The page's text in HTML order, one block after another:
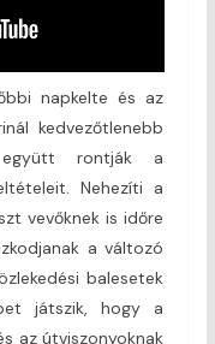
napkelte és az
kedvezőtlenebb
együtt rontják a
Nehezíti a
vevőknek is időre
a változó
balesetek
játszik, hogy a
az útviszonyoknak